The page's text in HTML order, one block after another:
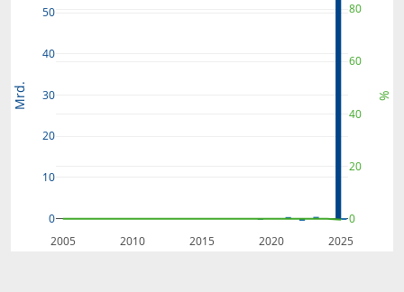
2005 2010 2015 2020 2025
0
10
20
30
40
50
0
20
40
60
80
Mrd. %